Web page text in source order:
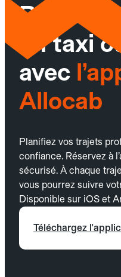
un taxi
avec
Allocab
Planifiez vos trajets
confiance. Réservez à
sécurisé. À chaque
vous pourrez suivre
Disponible sur iOS et
Téléchargez